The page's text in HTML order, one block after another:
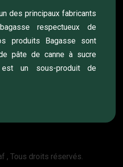
des principaux fabricants
respectueux de
produits Bagasse sont
pâte de canne à sucre
est un sous-produit de
, Tous droits réservés.